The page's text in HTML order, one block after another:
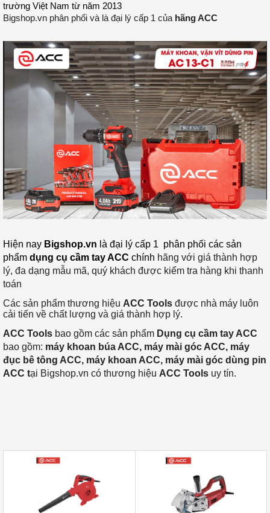
trường Việt Nam từ năm 2013
Bigshop.vn phân phối và là đại lý cấp 1 của hãng ACC
Hiện nay Bigshop.vn là đại lý cấp 1  phân phối các sản
phẩm dụng cụ cầm tay ACC chính hãng với giá thành hợp
lý, đa dạng mẫu mã, quý khách được kiểm tra hàng khi thanh
toán
Các sản phẩm thương hiệu ACC Tools được nhà máy luôn
cải tiến về chất lượng và giá thành hợp lý.
ACC Tools bao gồm các sản phẩm Dụng cụ cầm tay ACC
bao gồm: máy khoan búa ACC, máy mài góc ACC, máy
đục bê tông ACC, máy khoan ACC, máy mài góc dùng pin
ACC tại Bigshop.vn có thương hiệu ACC Tools uy tín.